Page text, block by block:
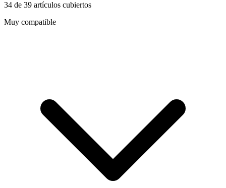
34 de 39 artículos cubiertos
Muy compatible